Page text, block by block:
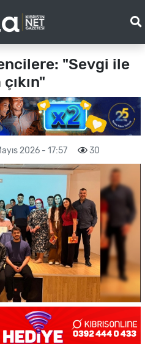
"Sevgi ile
2026 - 17:57 30